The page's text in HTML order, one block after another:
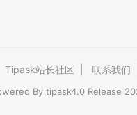
Tipask站长社区 联系我们
By tipask4.0Release